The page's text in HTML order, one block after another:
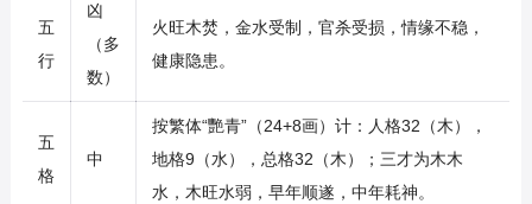
五
行
凶
（多
数）
火旺木焚，金水受制，官杀受损，情缘不稳，
健康隐患。
五
格
中
按繁体“艷青”（24+8画）计：人格32（木），
地格9（水），总格32（木）；三才为木木
水，木旺水弱，早年顺遂，中年耗神。